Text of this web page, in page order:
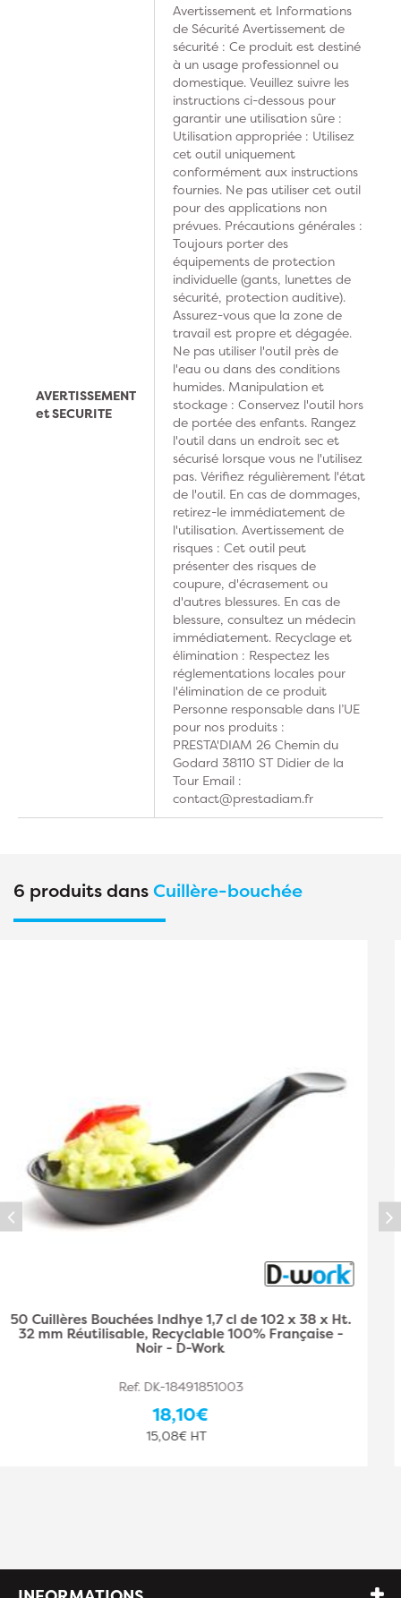
AVERTISSEMENT
et SECURITE
Avertissement et Informations
de Sécurité Avertissement de
sécurité : Ce produit est destiné
à un usage professionnel ou
domestique. Veuillez suivre les
instructions ci-dessous pour
garantir une utilisation sûre :
Utilisation appropriée : Utilisez
cet outil uniquement
conformément aux instructions
fournies. Ne pas utiliser cet outil
pour des applications non
prévues. Précautions générales :
Toujours porter des
équipements de protection
individuelle (gants, lunettes de
sécurité, protection auditive).
Assurez-vous que la zone de
travail est propre et dégagée.
Ne pas utiliser l'outil près de
l'eau ou dans des conditions
humides. Manipulation et
stockage : Conservez l'outil hors
de portée des enfants. Rangez
l'outil dans un endroit sec et
sécurisé lorsque vous ne l'utilisez
pas. Vérifiez régulièrement l'état
de l'outil. En cas de dommages,
retirez-le immédiatement de
l'utilisation. Avertissement de
risques : Cet outil peut
présenter des risques de
coupure, d'écrasement ou
d'autres blessures. En cas de
blessure, consultez un médecin
immédiatement. Recyclage et
élimination : Respectez les
réglementations locales pour
l'élimination de ce produit
Personne responsable dans l’UE
pour nos produits :
PRESTA'DIAM 26 Chemin du
Godard 38110 ST Didier de la
Tour Email :
contact@prestadiam.fr
6 produits dansCuillère-bouchée
50 Cuillères Bouchées Chinoise 1,7 cl de 120 x 38 x
Ht. 32 mm 100% Biosourcé, Fabrication Française -
Translucide - D-Work
Ref. DK-18491851009
20,60€
17,17€ HT